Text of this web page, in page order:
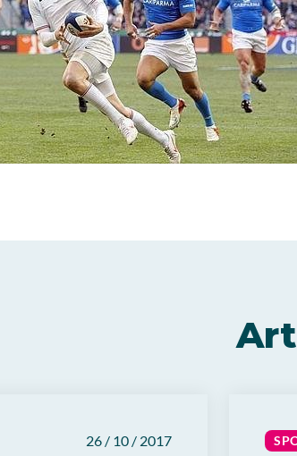
26 / 10 / 2017